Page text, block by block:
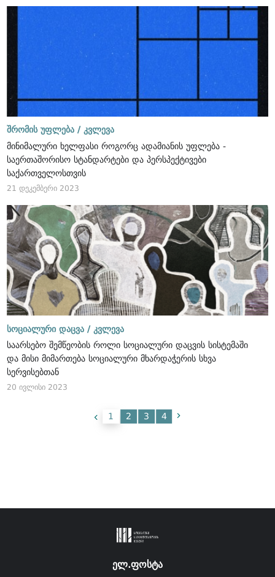
შრომის უფლება / კვლევა
მინიმალური ხელფასი როგორც ადამიანის უფლება -
საერთაშორისო სტანდარტები და პერსპექტივები
საქართველოსთვის
21 დეკემბერი 2023
სოციალური დაცვა / კვლევა
საარსებო შემწეობის როლი სოციალური დაცვის სისტემაში
და მისი მიმართება სოციალური მხარდაჭერის სხვა
სერვისებთან
20 ივლისი 2023
1 2 3 4
ელ.ფოსტა